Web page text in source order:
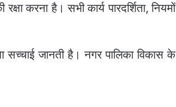
करना है। सभी कार्य पारदर्शिता, नियमों
सच्चाई जानती है। नगर पालिका विकास के